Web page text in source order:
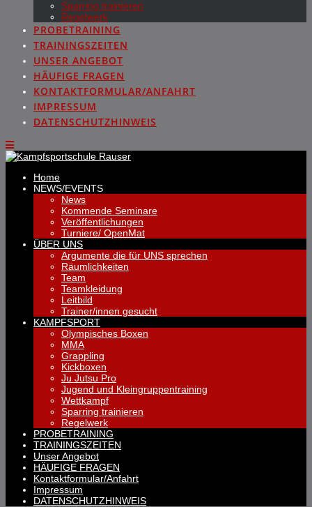
Sparring trainieren
Regelwerk
PROBETRAINING
TRAININGSZEITEN
UNSER ANGEBOT
HÄUFIGE FRAGEN
KONTAKTFORMULAR/ANFAHRT
IMPRESSUM
DATENSCHUTZHINWEIS
Home
NEWS/EVENTS
News
Kommende Seminare
Veröffentlichungen
Turniere/ OpenMat
ÜBER UNS
Argumente die für UNS sprechen
Räumlichkeiten
Team
Teamkleidung
Leitbild
Trainer/innen gesucht
KAMPFSPORT
Olympisches Boxen
MMA
Grappling
Kickboxen
Ju Jutsu Pro
Jugend und Kleingruppentraining
Wettkampf
Sparring trainieren
Regelwerk
PROBETRAINING
TRAININGSZEITEN
Unser Angebot
HÄUFIGE FRAGEN
Kontaktformular/Anfahrt
Impressum
DATENSCHUTZHINWEIS